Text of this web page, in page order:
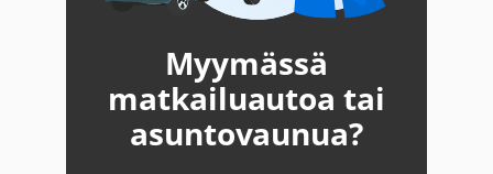
Myymässä
matkailuautoa tai
asuntovaunua?